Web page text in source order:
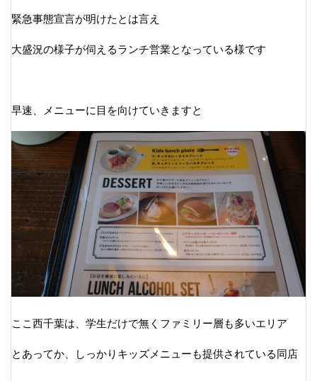
緊急事態宣言が明けたとは言え
大盛況の様子が伺えるランチ営業となっている様です
早速、メニューに目を向けていきますと
ここ西千葉は、学生だけで無くファミリー層も多いエリア
とあってか、しっかりキッズメニューも提供されている同店